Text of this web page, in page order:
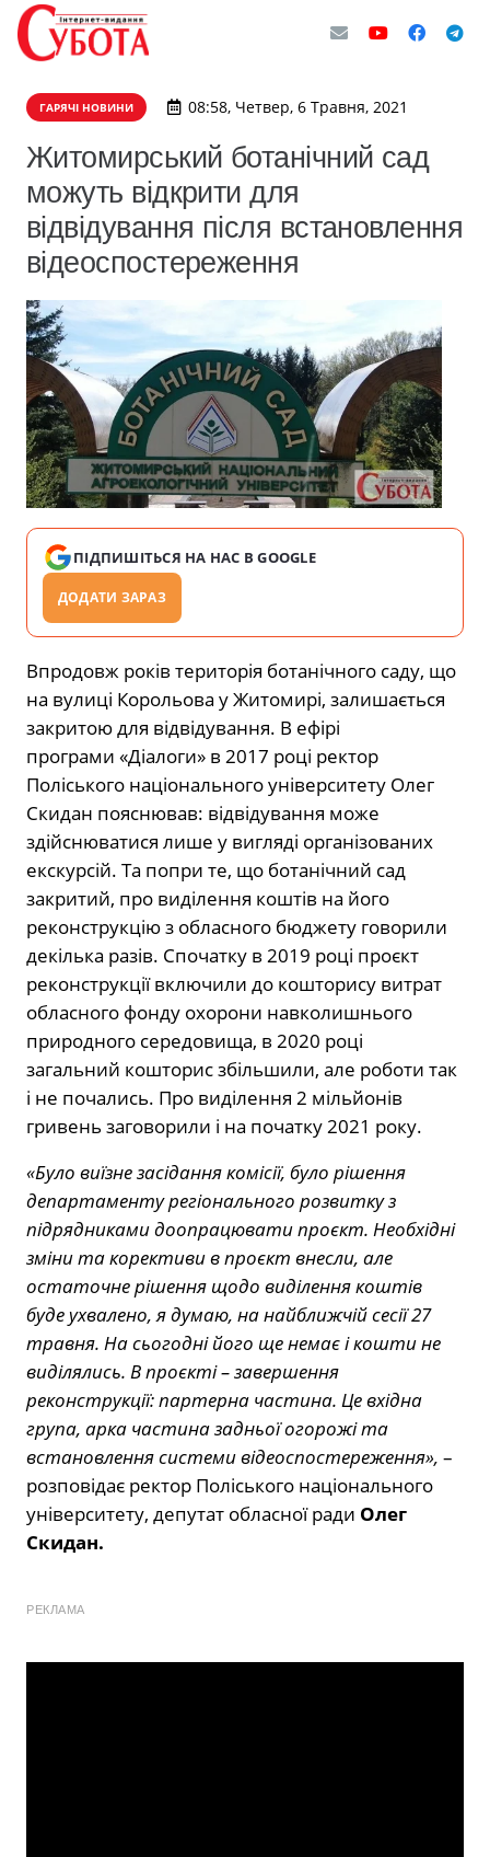
ГАРЯЧІ НОВИНИ 08:58, Четвер, 6 Травня, 2021
Житомирський ботанічний сад
можуть відкрити для
відвідування після встановлення
відеоспостереження
ПІДПИШІТЬСЯ НА НАС В GOOGLE
ДОДАТИ ЗАРАЗ
Впродовж років територія ботанічного саду, що
на вулиці Корольова у Житомирі, залишається
закритою для відвідування. В ефірі
програми «Діалоги» в 2017 році ректор
Поліського національного університету Олег
Скидан пояснював: відвідування може
здійснюватися лише у вигляді організованих
екскурсій. Та попри те, що ботанічний сад
закритий, про виділення коштів на його
реконструкцію з обласного бюджету говорили
декілька разів. Спочатку в 2019 році проєкт
реконструкції включили до кошторису витрат
обласного фонду охорони навколишнього
природного середовища, в 2020 році
загальний кошторис збільшили, але роботи так
і не почались. Про виділення 2 мільйонів
гривень заговорили і на початку 2021 року.
«Було виїзне засідання комісії, було рішення
департаменту регіонального розвитку з
підрядниками доопрацювати проєкт. Необхідні
зміни та корективи в проєкт внесли, але
остаточне рішення щодо виділення коштів
буде ухвалено, я думаю, на найближчій сесії 27
травня. На сьогодні його ще немає і кошти не
виділялись. В проєкті – завершення
реконструкції: партерна частина. Це вхідна
група, арка частина задньої огорожі та
встановлення системи відеоспостереження», –
розповідає ректор Поліського національного
університету, депутат обласної ради Олег
Скидан.
РЕКЛАМА